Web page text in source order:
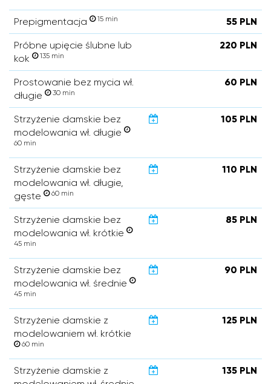
Prepigmentacja 15 min 55 PLN
Próbne upięcie ślubne lub
kok
135 min
220 PLN
Prostowanie bez mycia wł.
długie
30 min
60 PLN
Strzyżenie damskie bez
modelowania wł. długie
60 min
105 PLN
Strzyżenie damskie bez
modelowania wł. długie,
gęste
60 min
110 PLN
Strzyżenie damskie bez
modelowania wł. krótkie
45 min
85 PLN
Strzyżenie damskie bez
modelowania wł. średnie
45 min
90 PLN
Strzyżenie damskie z
modelowaniem wł. krótkie
60 min
125 PLN
Strzyżenie damskie z
135 PLN